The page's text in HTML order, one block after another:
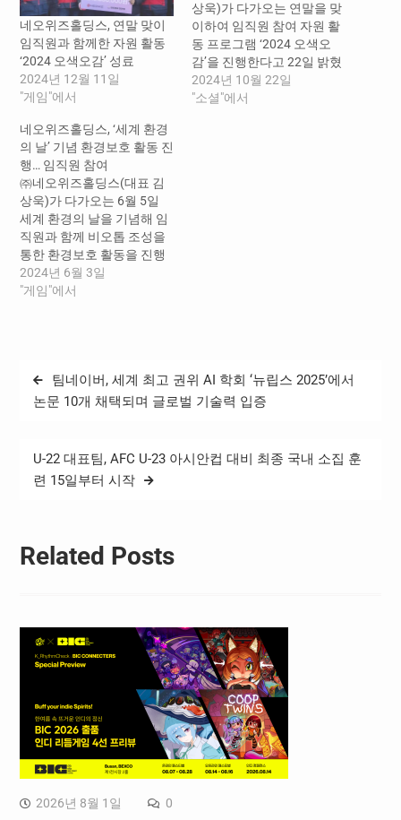
네오위즈홀딩스, 연말 맞이
임직원과 함께한 자원 활동
‘2024 오색오감’ 성료
2024년 12월 11일
"게임"에서
상욱)가 다가오는 연말을 맞
이하여 임직원 참여 자원 활
동 프로그램 ‘2024 오색오
감’을 진행한다고 22일 밝혔
다. 올해로 21회차를 맞
은 ‘오색오감’은 네오위즈 마
2024년 10월 22일
"소셜"에서
네오위즈홀딩스, ‘세계 환경
의 날’ 기념 환경보호 활동 진
행… 임직원 참여
㈜네오위즈홀딩스(대표 김
상욱)가 다가오는 6월 5일
세계 환경의 날을 기념해 임
직원과 함께 비오톱 조성을
통한 환경보호 활동을 진행
했다고 3일 밝혔다. 이번 활
동은 네오위즈홀딩스와 성
환경을 보호하기 위한 활동
을 통해 지속 가능한 생태계
2024년 6월 3일
"게임"에서
글
탐
팀네이버, 세계 최고 권위 AI 학회 ‘뉴립스 2025’에서
논문 10개 채택되며 글로벌 기술력 입증
U-22 대표팀, AFC U-23 아시안컵 대비 최종 국내 소집 훈
련 15일부터 시작
Related Posts
2026년 8월 1일 0